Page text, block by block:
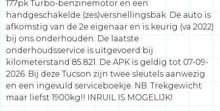
177pk Turbo-benzinemotor en een
handgeschakelde (zes)versnellingsbak. De auto is
afkomstig van de 2e eigenaar en is keurig (va 2022)
bij ons onderhouden. De laatste
onderhoudsservice is uitgevoerd bij
kilometerstand 85.821. De APK is geldig tot 07-09-
2026. Bij deze Tucson zijn twee sleutels aanwezig
en een ingevuld serviceboekje. NB. Trekgewicht
maar liefst 1900kg!! INRUIL IS MOGELIJK!